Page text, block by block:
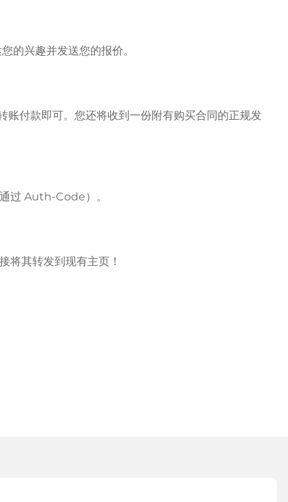
的兴趣并发送您的报价。
账付款即可。您还将收到一份附有购买合同的正规发
过 Auth-Code）。
将其转发到现有主页！